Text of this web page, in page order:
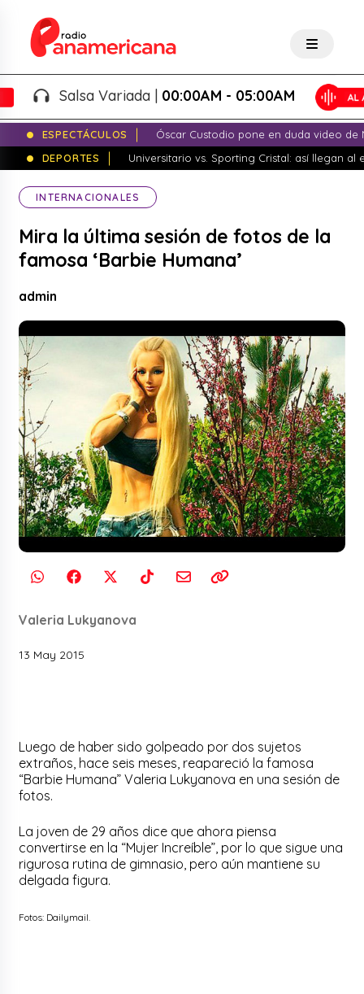
Salsa Variada |00:00AM - 05:00AM
ESPECTÁCULOS
Óscar Custodio pone en duda video de
DEPORTES
Universitario vs. Sporting Cristal: así llegan al
INTERNACIONALES
Mira la última sesión de fotos de la
famosa ‘Barbie Humana’
admin
Valeria Lukyanova
13 May 2015
Luego de haber sido golpeado por dos sujetos
extraños, hace seis meses, reapareció la famosa
“Barbie Humana” Valeria Lukyanova en una sesión de
fotos.
La joven de 29 años dice que ahora piensa
convertirse en la “Mujer Increíble”, por lo que sigue una
rigurosa rutina de gimnasio, pero aún mantiene su
delgada figura.
Fotos: Dailymail.